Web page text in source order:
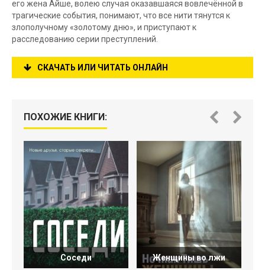
его жена Айше, волею случая оказавшаяся вовлечённой в
трагические события, понимают, что все нити тянутся к
злополучному «золотому дню», и приступают к
расследованию серии преступлений.
СКАЧАТЬ ИЛИ ЧИТАТЬ ОНЛАЙН
ПОХОЖИЕ КНИГИ:
Соседи Женщины во лжи